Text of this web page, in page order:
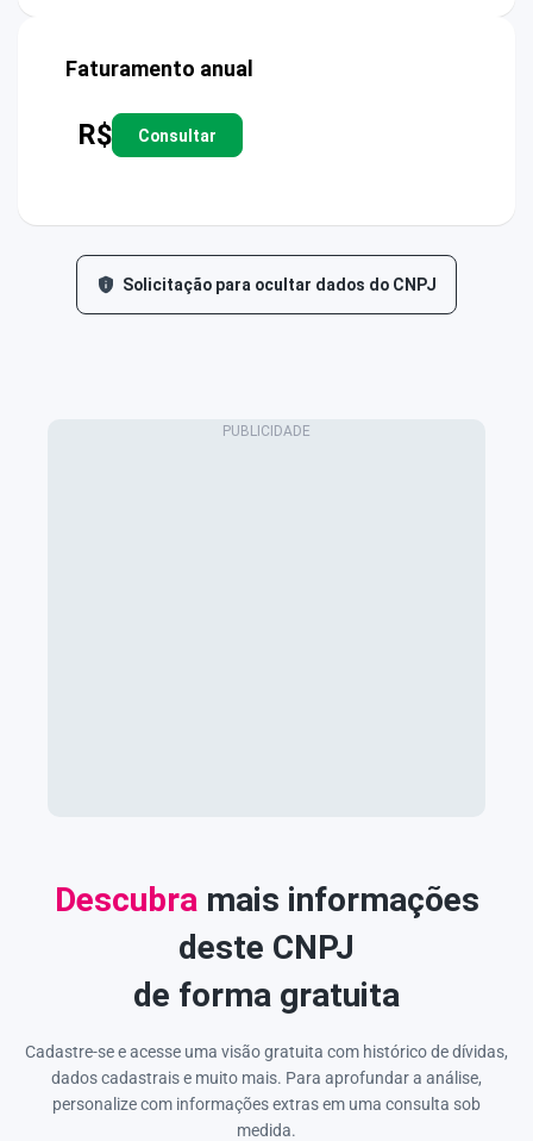
Faturamento anual
R$ Consultar
Solicitação para ocultar dados do CNPJ
Descubra mais informações
deste CNPJ
de forma gratuita
Cadastre-se e acesse uma visão gratuita com histórico de dívidas,
dados cadastrais e muito mais. Para aprofundar a análise,
personalize com informações extras em uma consulta sob
medida.